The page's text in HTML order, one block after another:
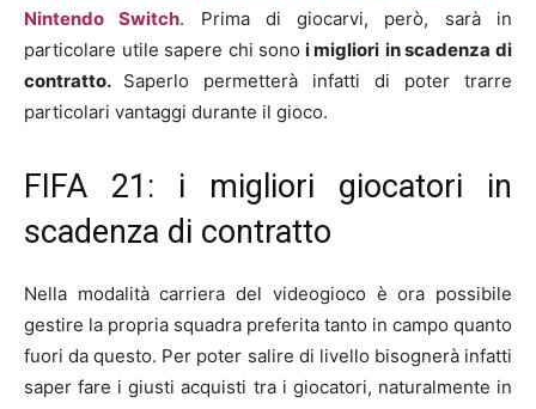
Nintendo Switch. Prima di giocarvi, però, sarà in
particolare utile sapere chi sono i migliori in scadenza di
contratto. Saperlo permetterà infatti di poter trarre
particolari vantaggi durante il gioco.
FIFA 21: i migliori giocatori in
scadenza di contratto
Nella modalità carriera del videogioco è ora possibile
gestire la propria squadra preferita tanto in campo quanto
fuori da questo. Per poter salire di livello bisognerà infatti
saper fare i giusti acquisti tra i giocatori, naturalmente in